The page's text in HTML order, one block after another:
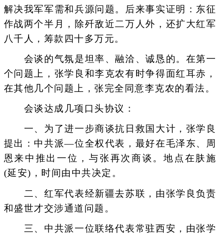
解决我军军需和兵源问题。后来事实证明：东征
作战两个半月，除歼敌近二万人外，还扩大红军
八千人，筹款四十多万元。
会谈的气氛是坦率、融洽、诚恳的。在第一
个问题上，张学良和李克农有时争得面红耳赤，
在其他几个问题上，张完全同意李克农的看法。
会谈达成几项口头协议：
一、为了进一步商谈抗日救国大计，张学良
提出：中共派—位全权代表，最好在毛泽东、周
恩来中推出一位，与张再次商谈。地点在肤施
(延安)，时间由中共决定。
二、红军代表经新疆去苏联，由张学良负责
和盛世才交涉通道问题。
三、中共派一位联络代表常驻西安，由张学